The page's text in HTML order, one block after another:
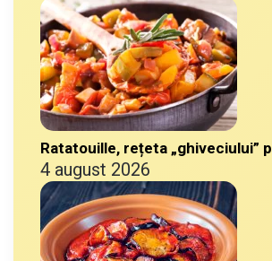
Ratatouille, rețeta „ghiveciului”
4 august 2026